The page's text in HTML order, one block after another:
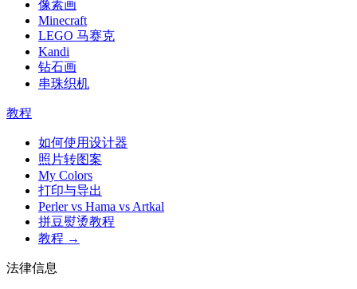
像素画
Minecraft
LEGO 马赛克
Kandi
钻石画
串珠织机
教程
如何使用设计器
照片转图案
My Colors
打印与导出
Perler vs Hama vs Artkal
拼豆熨烫教程
教程 →
法律信息